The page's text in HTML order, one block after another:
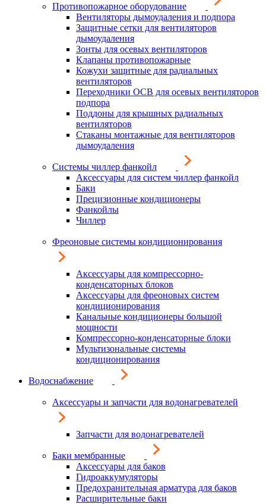
Противопожарное оборудование
Вентиляторы дымоудаления и подпора
Защитные сетки для вентиляторов
дымоудаления
Зонты для осевых вентиляторов
Клапаны противопожарные
Кожухи защитные для радиальных
вентиляторов
Переходники ОСВ для осевых вентиляторов
подпора
Поддоны для крышных радиальных
вентиляторов
Стаканы монтажные для вентиляторов
дымоудаления
Системы чиллер фанкойл
Аксессуары для систем чиллер фанкойл
Баки
Прецизионные кондиционеры
Фанкойлы
Чиллер
Фреоновые системы кондиционирования
Аксессуары для компрессорно-
конденсаторных блоков
Аксессуары для фреоновых систем
кондиционирования
Канальные кондиционеры большой
мощности
Компрессорно-конденсаторные блоки
Мультизональные системы
кондиционирования
Водоснабжение
Аксессуары и запчасти для водонагревателей
Запчасти для водонагревателей
Баки мембранные
Аксессуары для баков
Гидроаккумуляторы
Предохранительная арматура для баков
Расширительные баки